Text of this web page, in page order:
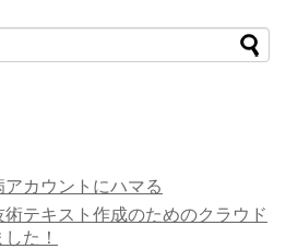
カウントにハマる
テキスト作成のためのクラウド
た！